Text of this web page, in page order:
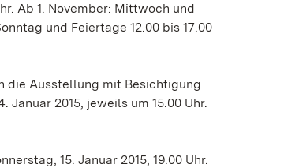
Ab 1. November: Mittwoch und
und Feiertage 12.00 bis 17.00
die Ausstellung mit Besichtigung
2015, jeweils um 15.00 Uhr.
15. Januar 2015, 19.00 Uhr.